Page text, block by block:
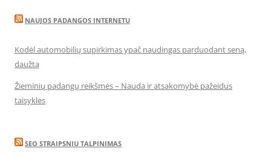
NAUJOS PADANGOS INTERNETU
Kodėl automobilių supirkimas ypač naudingas parduodant seną,
daužtą
Žieminių padangų reikšmės – Nauda ir atsakomybė pažeidus
taisykles
SEO STRAIPSNIU TALPINIMAS